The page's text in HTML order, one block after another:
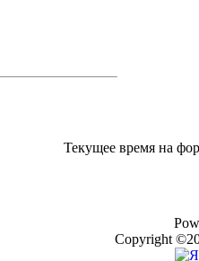
Текущее время на
Copyright